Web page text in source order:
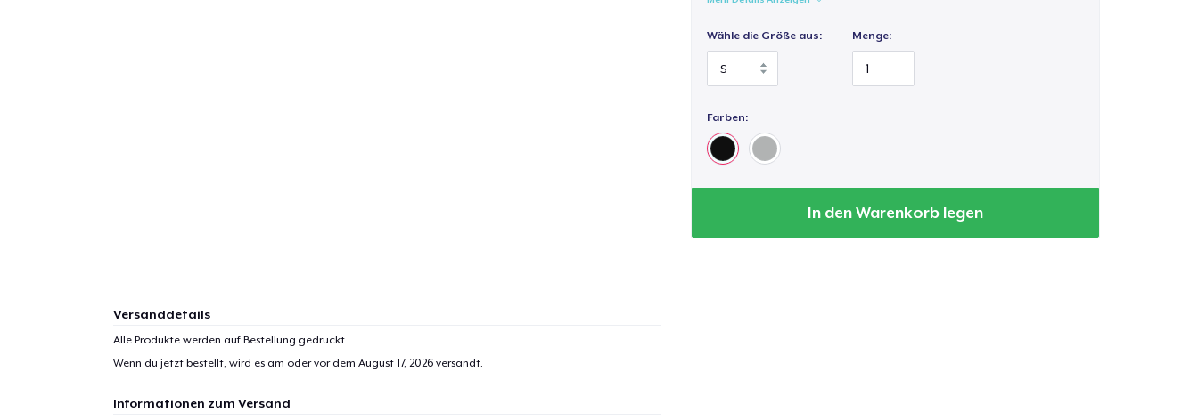
Wähle die Größe aus: Menge:
Farben:
In den Warenkorb legen
Versanddetails
Alle Produkte werden auf Bestellung gedruckt.
Wenn du jetzt bestellt, wird es am oder vor dem August 17, 2026versandt.
Informationen zum Versand